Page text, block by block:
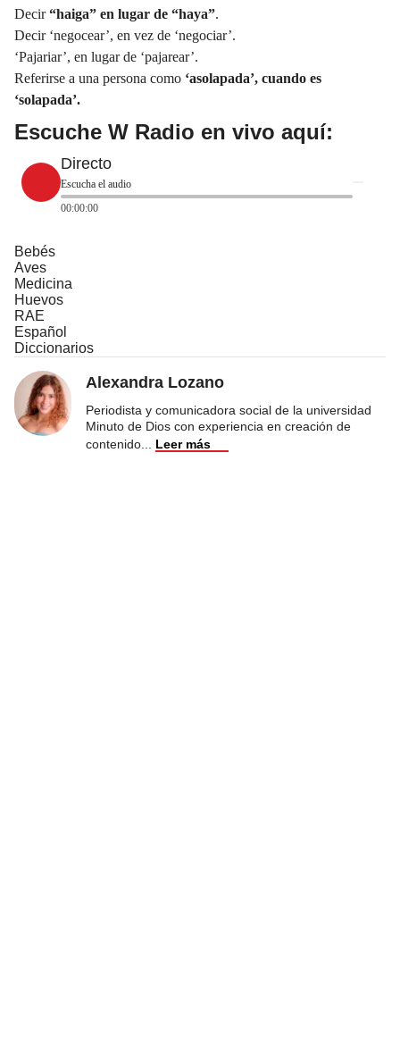
Decir“haiga” en lugar de “haya”.
Decir ‘negocear’, en vez de ‘negociar’.
‘Pajariar’, en lugar de ‘pajarear’.
Referirse a una persona como ‘asolapada’, cuando es
‘solapada’.
Escuche W Radio en vivo aquí:
Directo
Escucha el audio
00:00:00
Bebés
Aves
Medicina
Huevos
RAE
Español
Diccionarios
Alexandra Lozano
Periodista y comunicadora social de la universidad
Minuto de Dios con experiencia en creación de
contenido
Leer más